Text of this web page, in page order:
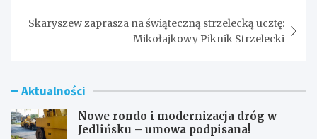
Skaryszew zaprasza na świąteczną strzelecką ucztę:
Mikołajkowy Piknik Strzelecki
Aktualności
Nowe rondo i modernizacja dróg w
Jedlińsku – umowa podpisana!